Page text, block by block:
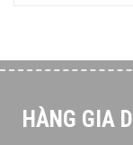
HÀNG GIA